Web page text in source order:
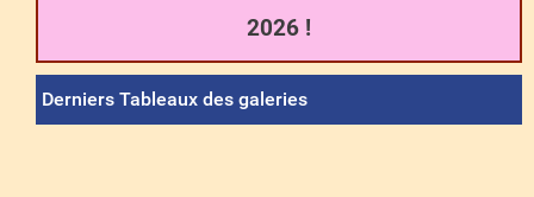
2026 !
Derniers Tableaux des galeries